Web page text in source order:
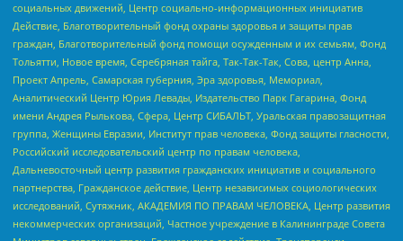
социальных движений, Центр социально-информационных инициатив
Действие, Благотворительный фонд охраны здоровья и защиты прав
граждан, Благотворительный фонд помощи осужденным и их семьям, Фонд
Тольятти, Новое время, Серебряная тайга, Так-Так-Так, Сова, центр Анна,
Проект Апрель, Самарская губерния, Эра здоровья, Мемориал,
Аналитический Центр Юрия Левады, Издательство Парк Гагарина, Фонд
имени Андрея Рылькова, Сфера, Центр СИБАЛЬТ, Уральская правозащитная
группа, Женщины Евразии, Институт прав человека, Фонд защиты гласности,
Российский исследовательский центр по правам человека,
Дальневосточный центр развития гражданских инициатив и социального
партнерства, Гражданское действие, Центр независимых социологических
исследований, Сутяжник, АКАДЕМИЯ ПО ПРАВАМ ЧЕЛОВЕКА, Центр развития
некоммерческих организаций, Частное учреждение в Калининграде Совета